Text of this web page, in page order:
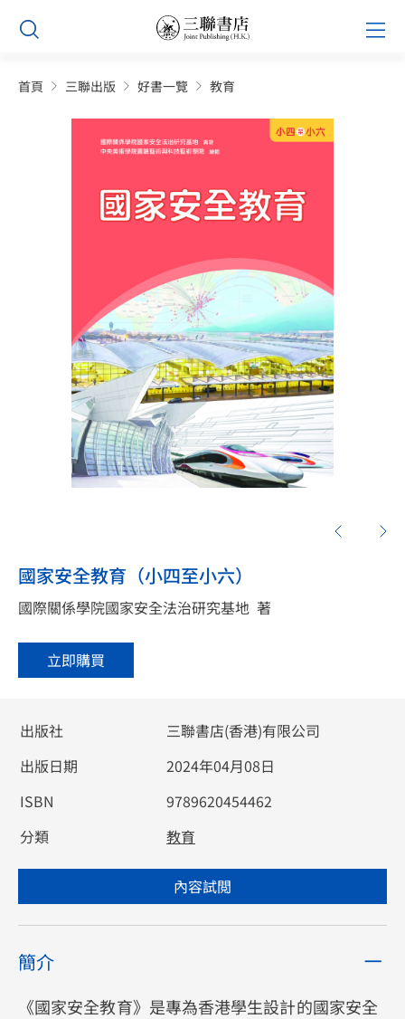
Skip
content
首頁 三聯出版 好書一覽 教育
國家安全教育（小四至小六）
國際關係學院國家安全法治研究基地 著
立即購買
出版社
三聯書店(香港)有限公司
出版日期
2024年04月08日
ISBN
9789620454462
分類
教育
內容試閲
簡介
《國家安全教育》是專為香港學生設計的國家安全